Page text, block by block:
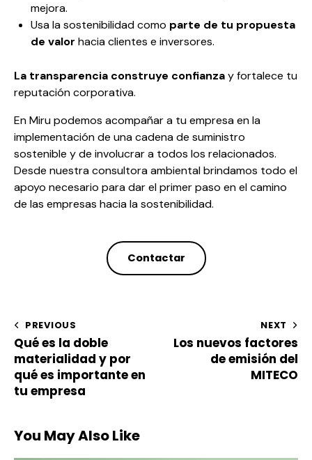
mejora.
Usa la sostenibilidad como parte de tu propuesta
de valor hacia clientes e inversores.
La transparencia construye confianzay fortalece tu
reputación corporativa.
En Miru podemos acompañar a tu empresa en la
implementación de una cadena de suministro
sostenible y de involucrar a todos los relacionados.
Desde nuestraconsultora ambientalbrindamos todo el
apoyo necesario para dar el primer paso en el camino
de las empresas hacia la sostenibilidad.
Contactar
PREVIOUS
Qué es la doble
materialidad y por
qué es importante en
tu empresa
NEXT
Los nuevos factores
de emisión del
MITECO
You May Also Like